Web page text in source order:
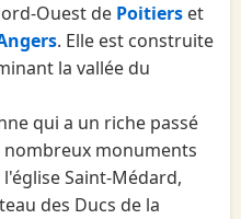
Ouest de Poitiers et
. Elle est construite
la vallée du
qui a un riche passé
nombreux monuments
Saint-Médard,
des Ducs de la